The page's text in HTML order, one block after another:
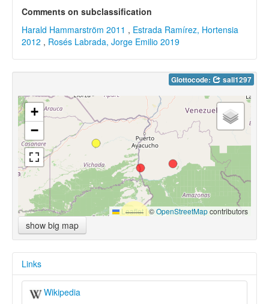
Comments on subclassification
Harald Hammarström 2011 , Estrada Ramírez, Hortensia
2012 , Rosés Labrada, Jorge Emilio 2019
Glottocode: sali1297
+
−
Leaflet |©OpenStreetMapcontributors
show big map
Links
Wikipedia